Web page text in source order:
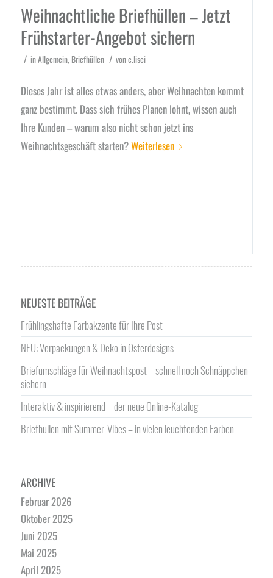
Weihnachtliche Briefhüllen – Jetzt
Frühstarter-Angebot sichern
/ inAllgemein, Briefhüllen / vonc.lisei
Dieses Jahr ist alles etwas anders, aber Weihnachten kommt
ganz bestimmt. Dass sich frühes Planen lohnt, wissen auch
Ihre Kunden – warum also nicht schon jetzt ins
Weihnachtsgeschäft starten?Weiterlesen
NEUESTE BEITRÄGE
Frühlingshafte Farbakzente für Ihre Post
NEU: Verpackungen & Deko in Osterdesigns
Briefumschläge für Weihnachtspost – schnell noch Schnäppchen
sichern
Interaktiv & inspirierend – der neue Online-Katalog
Briefhüllen mit Summer-Vibes – in vielen leuchtenden Farben
ARCHIVE
Februar 2026
Oktober 2025
Juni 2025
Mai 2025
April 2025